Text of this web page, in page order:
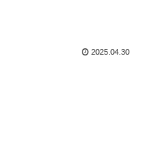
2025.04.30